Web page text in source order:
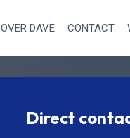
OVER DAVE CONTACT
Direct